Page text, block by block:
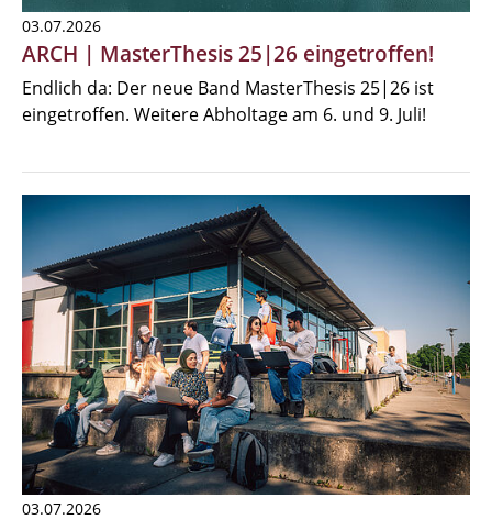
03.07.2026
ARCH | MasterThesis 25|26 eingetroffen!
Endlich da: Der neue Band MasterThesis 25|26 ist
eingetroffen. Weitere Abholtage am 6. und 9. Juli!
03.07.2026